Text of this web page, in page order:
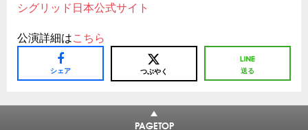
シグリッド日本公式サイト
公演詳細はこちら
シェア つぶやく 送る
PAGETOP